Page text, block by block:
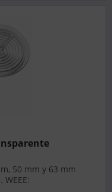
50 mm y 63 mm